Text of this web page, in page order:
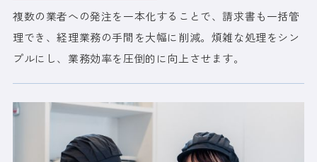
複数の業者への発注を一本化することで、請求書も一括管
理でき、経理業務の手間を大幅に削減。煩雑な処理をシン
プルにし、業務効率を圧倒的に向上させます。